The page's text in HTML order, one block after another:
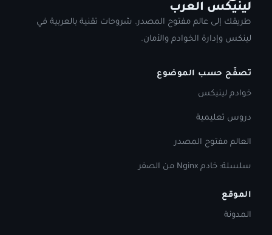
لينيكس العرب
طريقك إلى عالم مفتوح المصدر. شروحات تقنية بالعربية في
لينكس وإدارة الخوادم والأمان.
تصفّح حسب الموضوع
خوادم لينيكس
دروس تعليمية
العالم مفتوح المصدر
سلسلة: خادم Nginx من الصفر
الموقع
المدونة